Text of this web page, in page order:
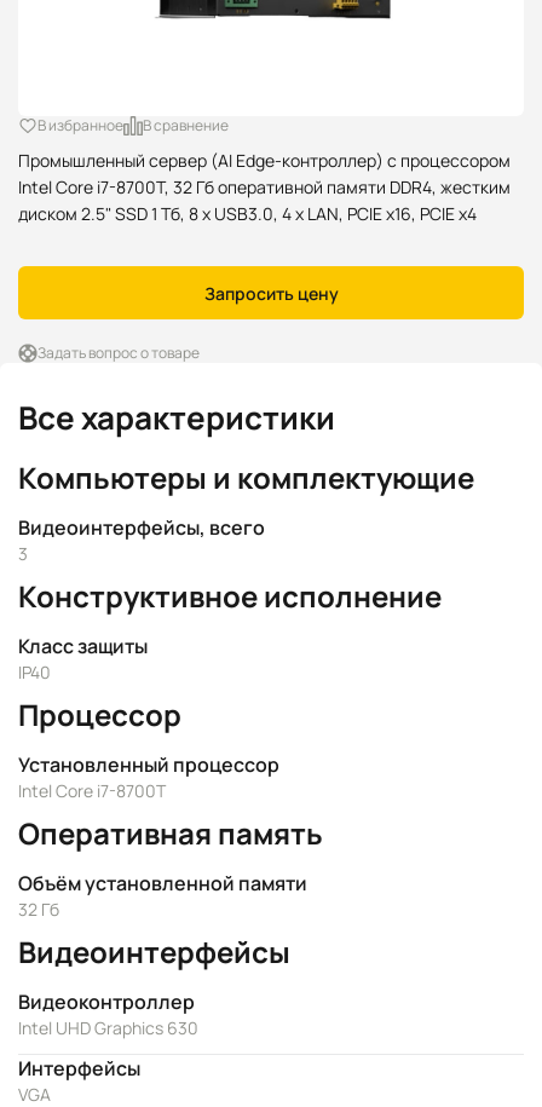
Промышленный сервер (AI Edge-контроллер) с процессором
Intel Core i7-8700T, 32 Гб оперативной памяти DDR4, жестким
диском 2.5" SSD 1 Тб, 8 x USB3.0, 4 x LAN, PCIE x16, PCIE x4
В избранное В сравнение
Запросить цену
Задать вопрос о товаре
Все характеристики
Компьютеры и комплектующие
Видеоинтерфейсы, всего
3
Конструктивное исполнение
Класс защиты
IP40
Процессор
Установленный процессор
Intel Core i7-8700Т
Оперативная память
Объём установленной памяти
32 Гб
Видеоинтерфейсы
Видеоконтроллер
Intel UHD Graphics 630
Интерфейсы
VGA